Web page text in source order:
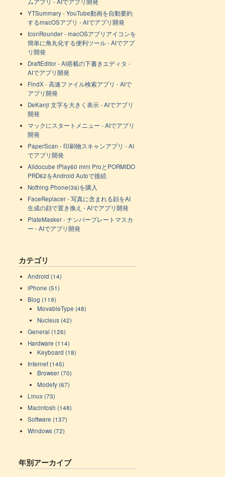
YTSummary - YouTube動画を自動要約
するmacOSアプリ - AIでアプリ開発
IconRounder - macOSアプリアイコンを
簡単に角丸化する便利ツール - AIでアプ
リ開発
DraftEditor - AI搭載の下書きエディタ -
AIでアプリ開発
FindX - 高速ファイル検索アプリ - AIで
アプリ開発
DeKanji 文字を大きく表示 - AIでアプリ
開発
マックにスタートメニュー - AIでアプリ
開発
PaperScan - 印刷物スキャンアプリ - AI
でアプリ開発
Alldocube iPlay60 mini ProとPORMIDO
PRD62をAndroid Autoで接続
Nothing Phone(3a)を購入
FaceReplacer - 写真に含まれる顔をAI
生成の顔で置き換え - AIでアプリ開発
PlateMasker - ナンバープレートマスカ
ー - AIでアプリ開発
カテゴリ
Android (14)
iPhone (51)
Blog (119)
MovableType (48)
Nucleus (42)
General (126)
Hardware (114)
Keyboard (18)
Internet (145)
Browser (70)
Modefy (67)
Linux (73)
Macintosh (148)
Software (137)
Windows (72)
年別アーカイブ